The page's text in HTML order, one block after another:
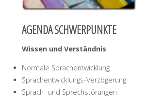
AGENDA SCHWERPUNKTE
Wissen und Verständnis
Normale Sprachentwicklung
Sprachentwicklungs-Verzögerung
Sprach- und Sprechstörungen